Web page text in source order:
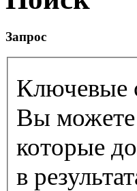
Запрос
Ключевые
Вы можете
которые
в